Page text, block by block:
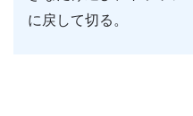
に戻して切る。